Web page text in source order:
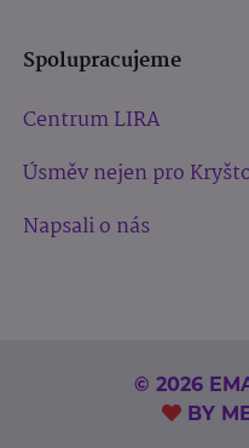
Spolupracujeme
Centrum LIRA
Úsměv nejen pro
Napsali o nás
© 2026
BY